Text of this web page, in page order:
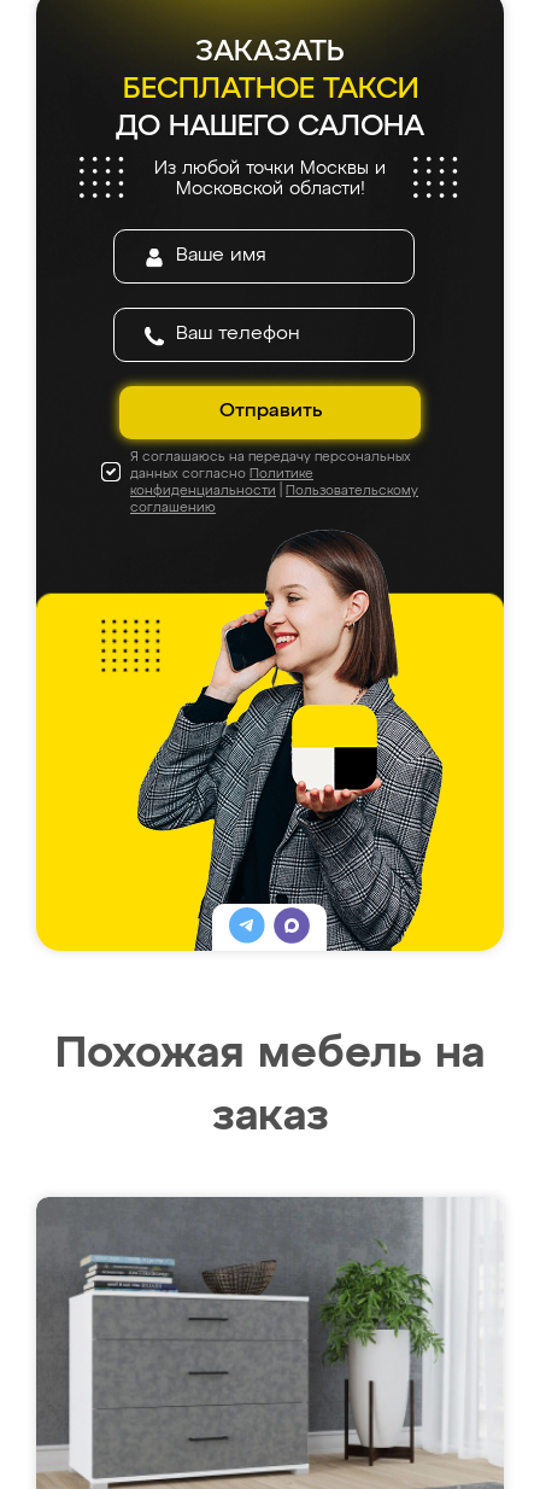
ЗАКАЗАТЬ
БЕСПЛАТНОЕ ТАКСИ
ДО НАШЕГО САЛОНА
Из любой точки Москвы и
Московской области!
Отправить
Я соглашаюсь на передачу персональных
данных согласно Политике
конфиденциальности
Пользовательскому
соглашению
Похожая мебель на
заказ